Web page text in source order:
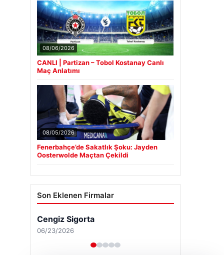
08/06/2026
CANLI | Partizan – Tobol Kostanay Canlı
Maç Anlatımı
08/05/2026
Fenerbahçe’de Sakatlık Şoku: Jayden
Oosterwolde Maçtan Çekildi
Son Eklenen Firmalar
Cengiz Sigorta
06/23/2026